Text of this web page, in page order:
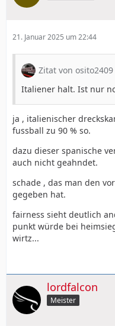
21. Januar 2025 um 22:44
Zitat von osito2409
Italiener halt. Ist nur
ja , italienischer
fussball zu 90 % so.
dazu dieser spanische
auch nicht geahndet.
schade , das man den
gegeben hat.
fairness sieht deutlich
punkt würde bei
wirtz...
lordfalcon
Meister